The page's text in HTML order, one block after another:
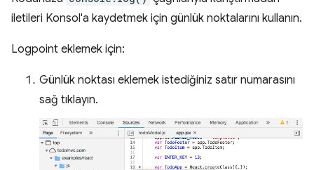
iletileri Konsol'a kaydetmek için günlük noktalarını kullanın.
Logpoint eklemek için:
Günlük noktası eklemek istediğiniz satır numarasını
sağ tıklayın.